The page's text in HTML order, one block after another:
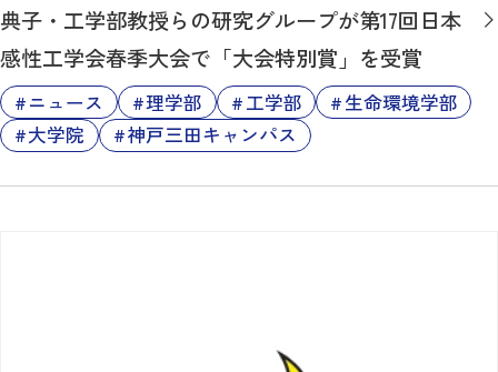
典子・工学部教授らの研究グループが第17回日本
感性工学会春季大会で「大会特別賞」を受賞
ニュース 理学部 工学部
生命環境学部
大学院
神戸三田キャンパス